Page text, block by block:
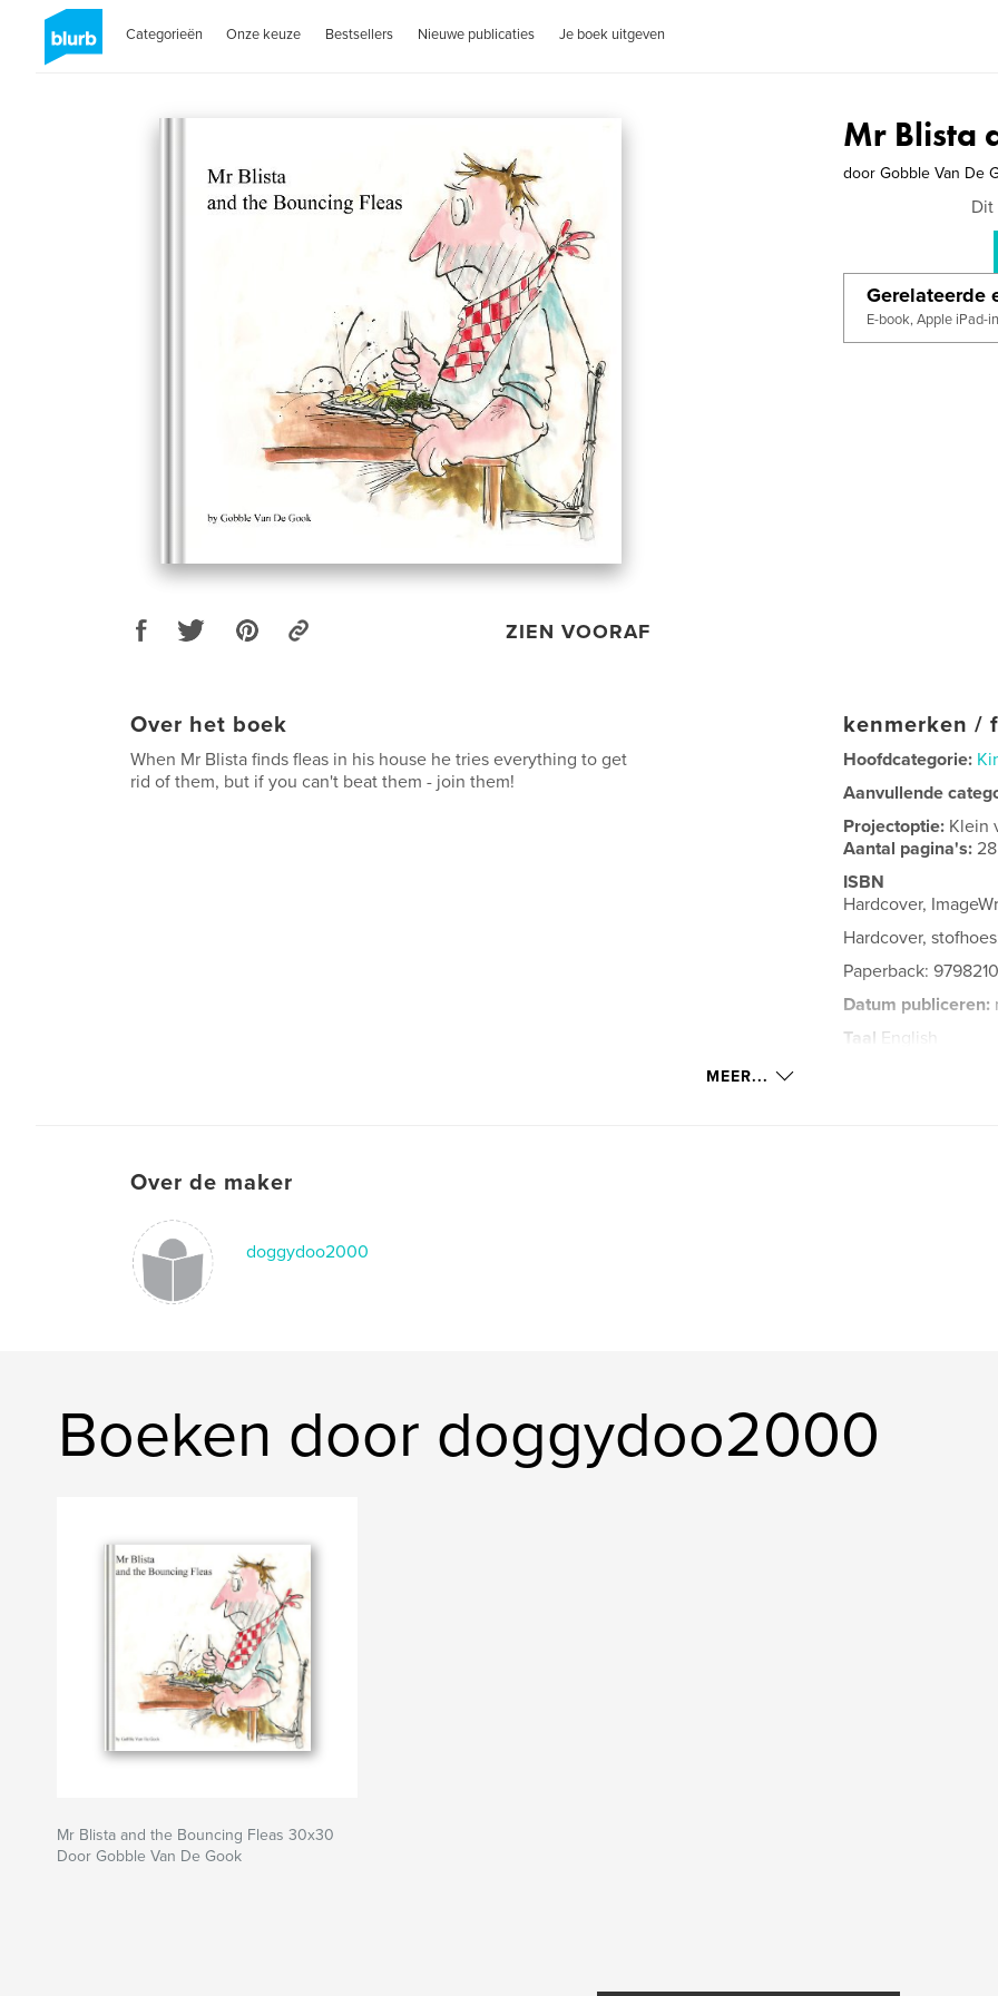
Categorieën Onze keuze Bestsellers Nieuwe publicaties Je boek uitgeven
ZIEN VOORAF
Mr Blista
door Gobble Van De
Dit
Gerelateerde
E-book, Apple iPad-
Over het boek
When Mr Blista finds fleas in his house he tries everything to get
rid of them, but if you can't beat them - join them!
kenmerken /
Hoofdcategorie:
Aanvullende
Projectoptie: Klein
Aantal pagina's:28
ISBN
Hardcover,
Hardcover,
Paperback:
Datum publiceren:
Taal English
MEER...
Over de maker
doggydoo2000
Boeken door doggydoo2000
Mr Blista and the Bouncing Fleas 30x30
Door Gobble Van De Gook